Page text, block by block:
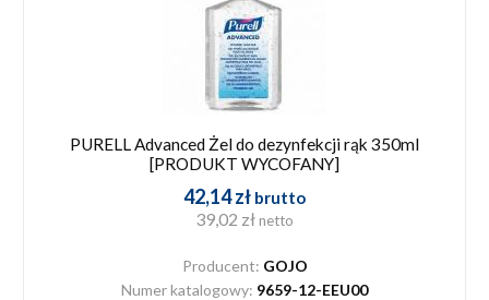
PURELL Advanced Żel do dezynfekcji rąk 350ml
[PRODUKT WYCOFANY]
42,14 zł brutto
39,02 zł netto
Producent: GOJO
Numer katalogowy: 9659-12-EEU00